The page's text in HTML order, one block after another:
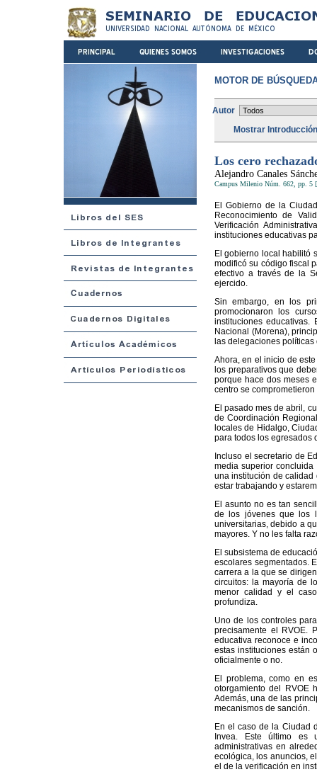
MOTOR DE
Autor
Mostrar
Los cero
Alejandro Canales
Campus Milenio Núm. 662, pp. 5
El Gobierno de la
Reconocimiento de
Verificación
instituciones educativas
El gobierno local habilitó
modificó su código fiscal
efectivo a través de la
ejercido.
Sin embargo, en los
promocionaron los
instituciones educativas.
Nacional (Morena),
las delegaciones
Ahora, en el inicio de
los preparativos que
porque hace dos meses
centro se
El pasado mes de abril,
de Coordinación
locales de Hidalgo,
para todos los egresados
Incluso el secretario de
media superior
una institución de calidad
estar trabajando y
El asunto no es tan
de los jóvenes que los
universitarias, debido a
mayores. Y no les falta
El subsistema de
escolares segmentados.
carrera a la que se
circuitos: la mayoría de
menor calidad y el
profundiza.
Uno de los controles
precisamente el RVOE.
educativa reconoce e
estas instituciones están
oficialmente o no.
El problema, como en
otorgamiento del RVOE
Además, una de las
mecanismos de sanción.
En el caso de la Ciudad
Invea. Este último es
administrativas en
ecológica, los anuncios,
el de la verificación en